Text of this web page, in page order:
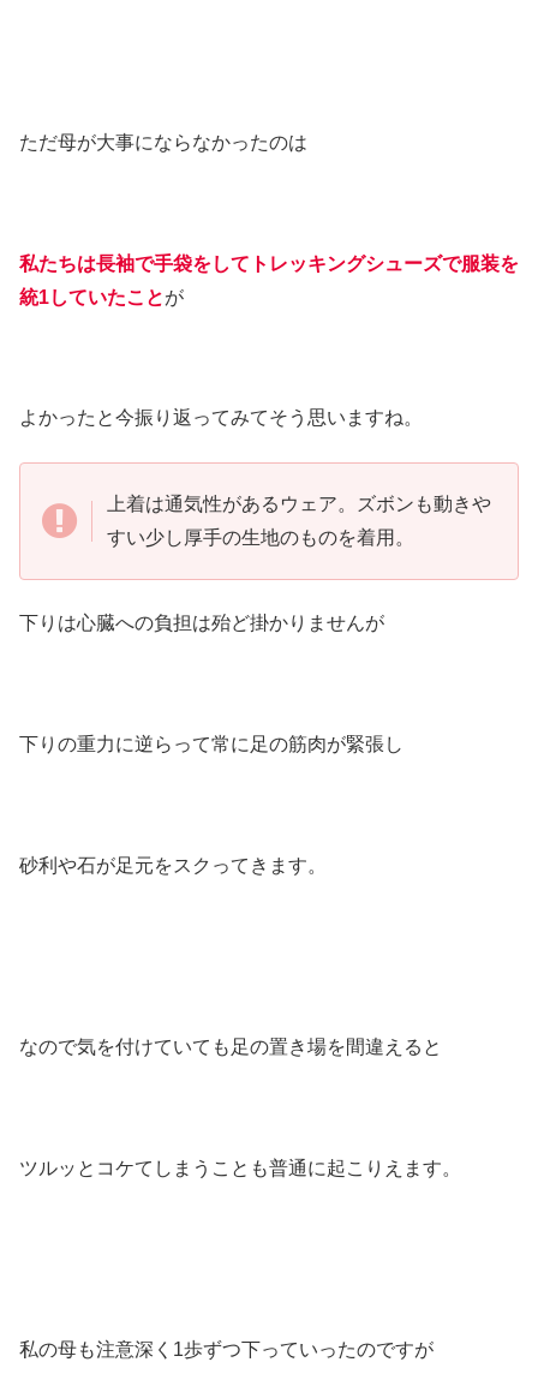
ただ母が大事にならなかったのは
私たちは長袖で手袋をしてトレッキングシューズで服装を
統1していたことが
よかったと今振り返ってみてそう思いますね。
上着は通気性があるウェア。ズボンも動きや
すい少し厚手の生地のものを着用。
下りは心臓への負担は殆ど掛かりませんが
下りの重力に逆らって常に足の筋肉が緊張し
砂利や石が足元をスクってきます。
なので気を付けていても足の置き場を間違えると
ツルッとコケてしまうことも普通に起こりえます。
私の母も注意深く1歩ずつ下っていったのですが